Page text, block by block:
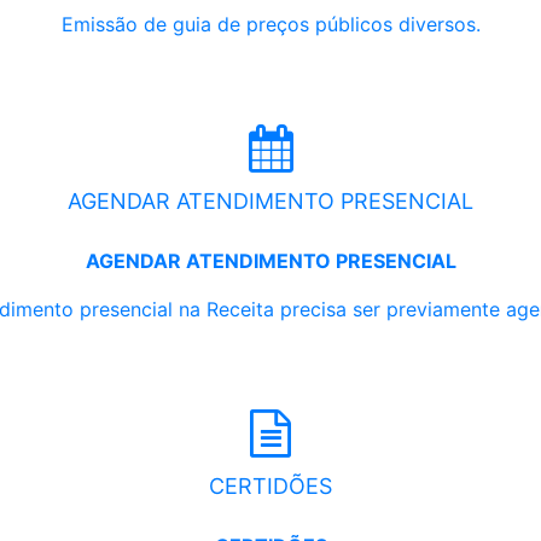
Emissão de guia de preços públicos diversos.
AGENDAR ATENDIMENTO PRESENCIAL
AGENDAR ATENDIMENTO PRESENCIAL
presencial na Receita precisa ser previamente
CERTIDÕES